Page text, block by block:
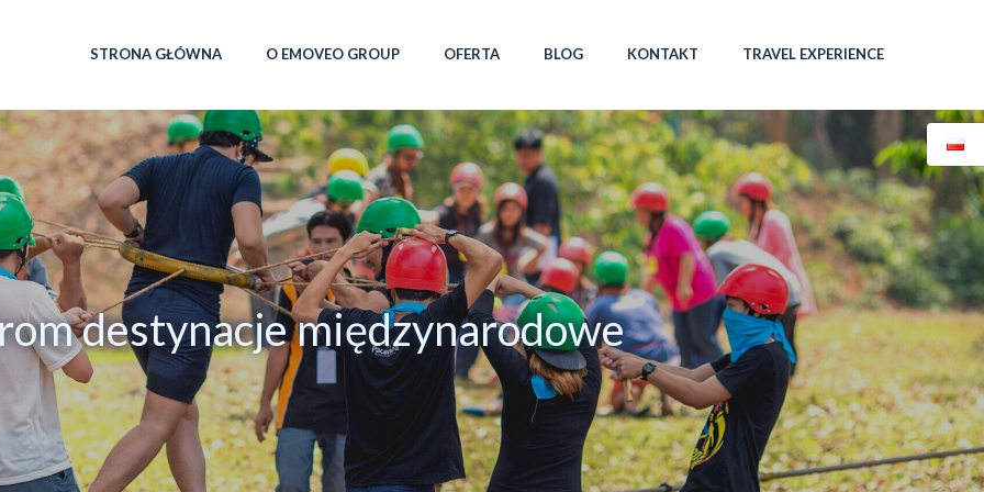
STRONA GŁÓWNA O EMOVEO GROUP OFERTA BLOG KONTAKT TRAVEL EXPERIENCE
destynacje międzynarodowe